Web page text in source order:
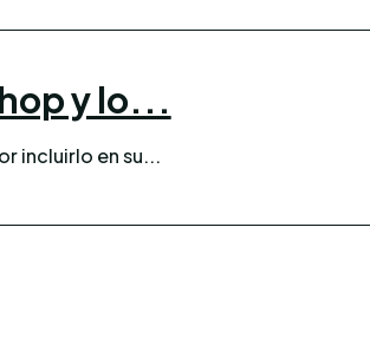
y lo...
incluirlo en su...